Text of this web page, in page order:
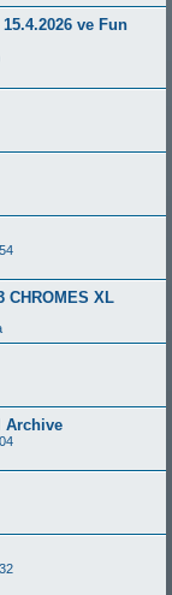
ve Fun
CHROMES XL
Archive